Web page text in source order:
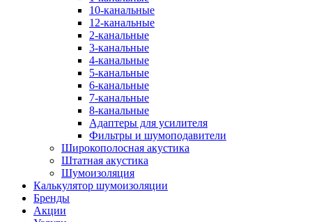
10-канальные
12-канальные
2-канальные
3-канальные
4-канальные
5-канальные
6-канальные
7-канальные
8-канальные
Адаптеры для усилителя
Фильтры и шумоподавители
Широкополосная акустика
Штатная акустика
Шумоизоляция
Калькулятор шумоизоляции
Бренды
Акции